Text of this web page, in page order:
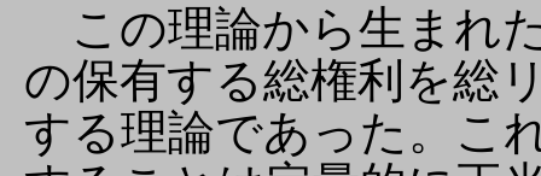
この理論から生まれ
の保有する総権利を総
する理論であった。こ